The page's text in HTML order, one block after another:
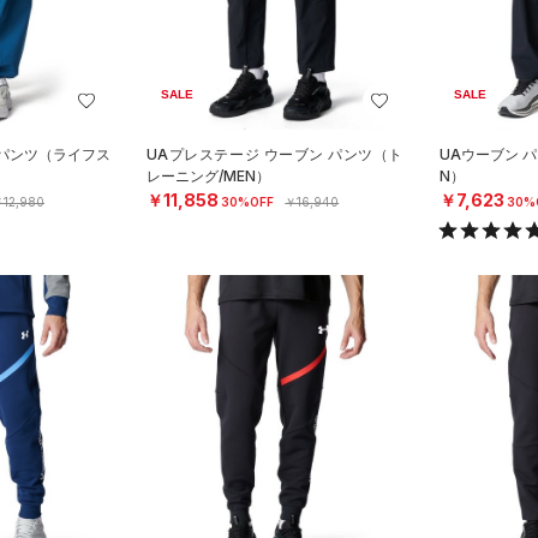
ンツ（ライフス
12,980
SALE
UAプレステージ ウーブン パンツ（ト
レーニング/MEN）
￥11,858 30%OFF ￥16,940
SALE
UAウーブン
N）
￥7,623